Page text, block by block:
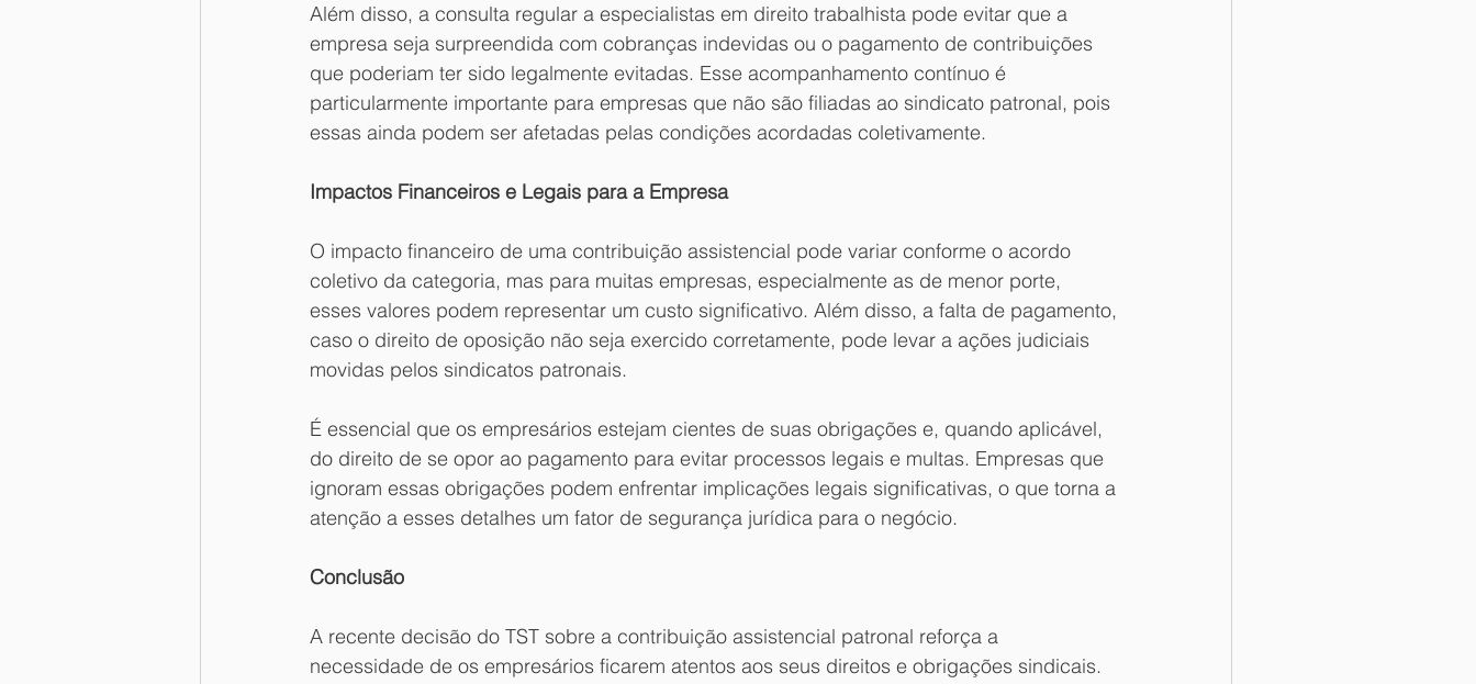
Além disso, a consulta regular a especialistas em direito trabalhista pode evitar que a
empresa seja surpreendida com cobranças indevidas ou o pagamento de contribuições
que poderiam ter sido legalmente evitadas. Esse acompanhamento contínuo é
particularmente importante para empresas que não são filiadas ao sindicato patronal, pois
essas ainda podem ser afetadas pelas condições acordadas coletivamente.
Impactos Financeiros e Legais para a Empresa
O impacto financeiro de uma contribuição assistencial pode variar conforme o acordo
coletivo da categoria, mas para muitas empresas, especialmente as de menor porte,
esses valores podem representar um custo significativo. Além disso, a falta de pagamento,
caso o direito de oposição não seja exercido corretamente, pode levar a ações judiciais
movidas pelos sindicatos patronais.
É essencial que os empresários estejam cientes de suas obrigações e, quando aplicável,
do direito de se opor ao pagamento para evitar processos legais e multas. Empresas que
ignoram essas obrigações podem enfrentar implicações legais significativas, o que torna a
atenção a esses detalhes um fator de segurança jurídica para o negócio.
Conclusão
A recente decisão do TST sobre a contribuição assistencial patronal reforça a
necessidade de os empresários ficarem atentos aos seus direitos e obrigações sindicais.